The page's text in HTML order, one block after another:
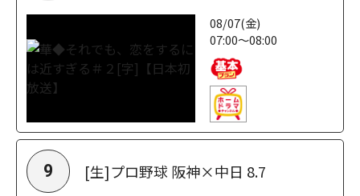
08/07(金)
07:00～08:00
9 [生]プロ野球 阪神×中日 8.7